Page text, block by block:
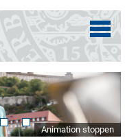
Animation stoppen